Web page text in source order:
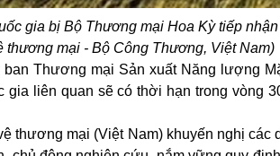
gia bị Bộ Thương mại Hoa Kỳ tiếp
thương mại - Bộ Công Thương, Việt Nam)
Thương mại Sản xuất Năng lượng
gia liên quan sẽ có thời hạn trong vòng
thương mại (Việt Nam) khuyến nghị các